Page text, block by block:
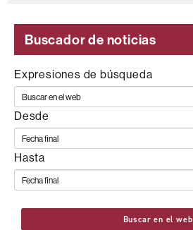
de
Sociología
Buscador de noticias
Expresiones de búsqueda
Desde
Hasta
Buscar en el web